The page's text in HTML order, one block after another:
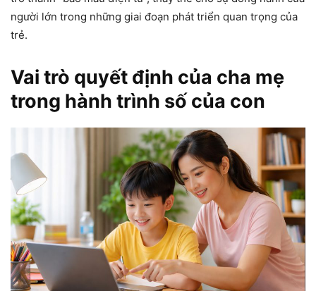
người lớn trong những giai đoạn phát triển quan trọng của
trẻ.
Vai trò quyết định của cha mẹ
trong hành trình số của con